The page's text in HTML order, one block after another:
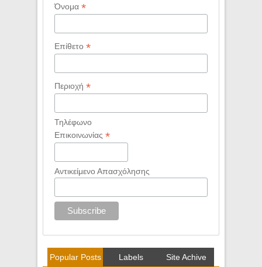
Όνομα *
Επίθετο *
Περιοχή *
Τηλέφωνο
Επικοινωνίας *
Αντικείμενο Απασχόλησης
Popular Posts Labels Site Achive